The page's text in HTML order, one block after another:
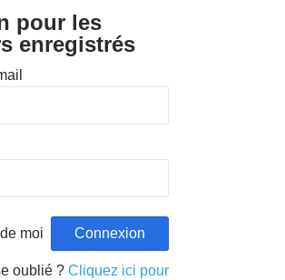
pour les
enregistrés
moi
oublié ? Cliquez ici pour